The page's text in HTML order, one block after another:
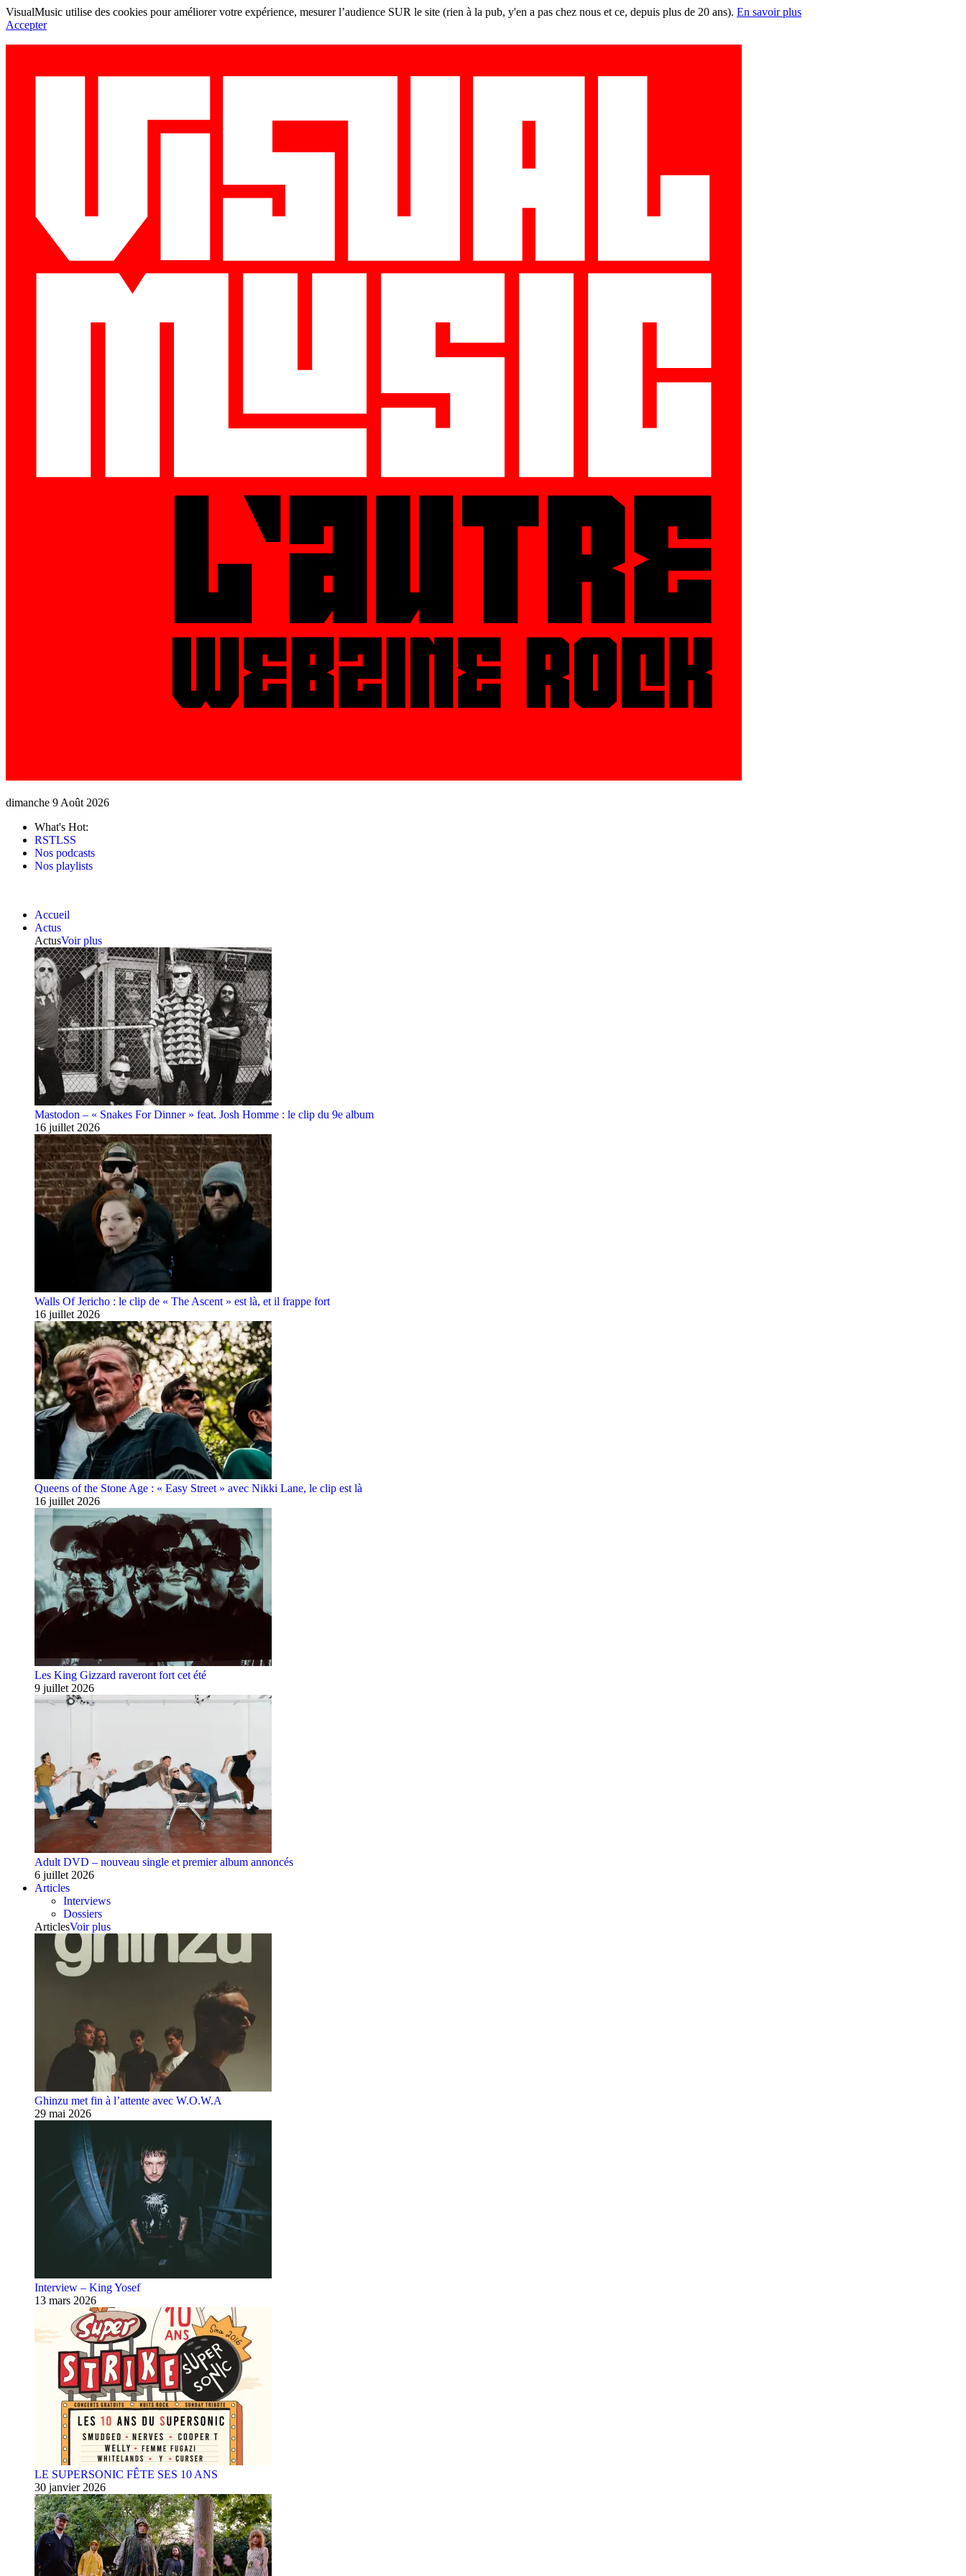
VisualMusic utilise des cookies pour améliorer votre expérience, mesurer l’audience SUR le site (rien à la pub, y'en a pas chez nous et ce, depuis plus de 20 ans). En savoir plus
Accepter
dimanche 9 Août 2026
What's Hot:
RSTLSS
Nos podcasts
Nos playlists
Accueil
Actus
ActusVoir plus
Mastodon – « Snakes For Dinner » feat. Josh Homme : le clip du 9e album
16 juillet 2026
Walls Of Jericho : le clip de « The Ascent » est là, et il frappe fort
16 juillet 2026
Queens of the Stone Age : « Easy Street » avec Nikki Lane, le clip est là
16 juillet 2026
Les King Gizzard raveront fort cet été
9 juillet 2026
Adult DVD – nouveau single et premier album annoncés
6 juillet 2026
Articles
Interviews
Dossiers
ArticlesVoir plus
Ghinzu met fin à l’attente avec W.O.W.A
29 mai 2026
Interview – King Yosef
13 mars 2026
LE SUPERSONIC FÊTE SES 10 ANS
30 janvier 2026